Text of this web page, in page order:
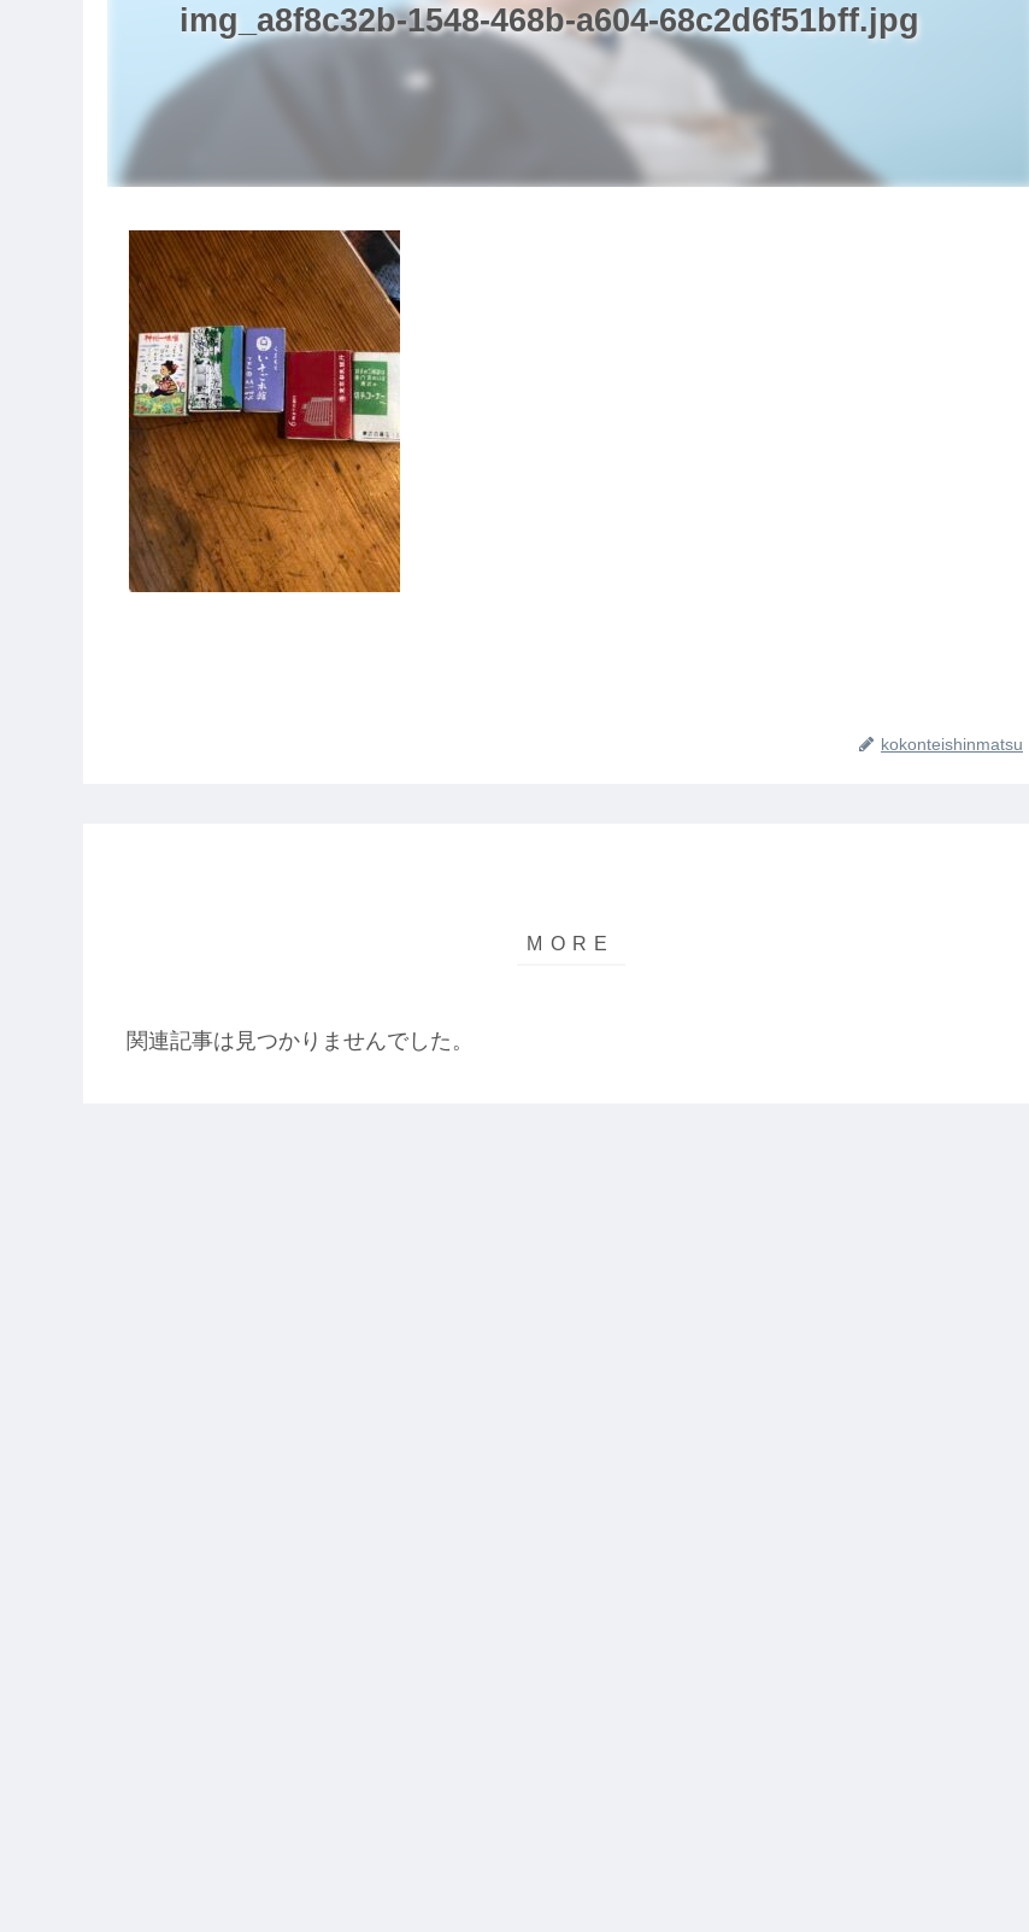
img_a8f8c32b-1548-468b-a604-68c2d6f51bff.jpg
kokonteishinmatsu
関連記事は見つかりませんでした。